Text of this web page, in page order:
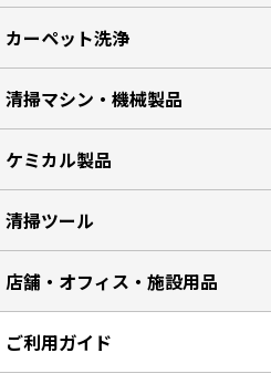
カーペット洗浄
清掃マシン・機械製品
ケミカル製品
清掃ツール
店舗・オフィス・施設用品
ご利用ガイド